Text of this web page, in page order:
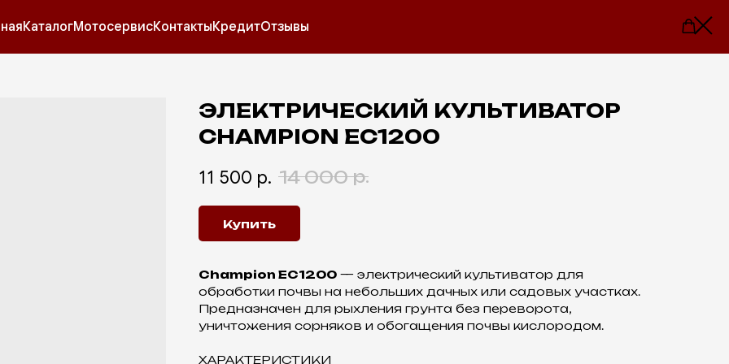
ЭЛЕКТРИЧЕСКИЙ КУЛЬТИВАТОР
CHAMPION EC1200
11 500 р. 14 000 р.
Купить
Champion EC1200 — электрический культиватор для
обработки почвы на небольших дачных или садовых участках.
Предназначен для рыхления грунта без переворота,
уничтожения сорняков и обогащения почвы кислородом.
ХАРАКТЕРИСТИКИ
КаталогМотосервисКонтактыКредитОтзывы